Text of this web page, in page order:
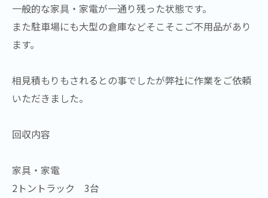
一般的な家具・家電が一通り残った状態です。
また駐車場にも大型の倉庫などそこそこご不用品があり
ます。
相見積もりもされるとの事でしたが弊社に作業をご依頼
いただきました。
回収内容
家具・家電
2トントラック 3台